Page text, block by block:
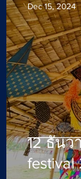
12 ธันว
festival
Dec 15, 2024